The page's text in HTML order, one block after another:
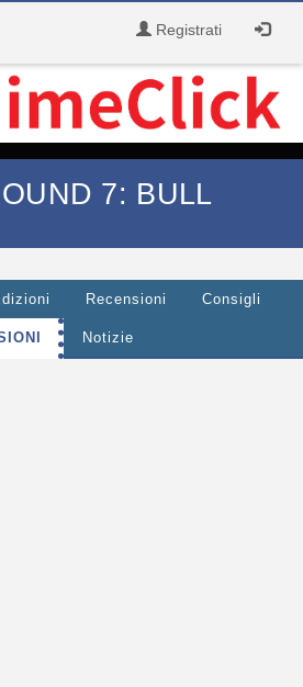
Registrati
7: BULL
Recensioni Consigli
Notizie